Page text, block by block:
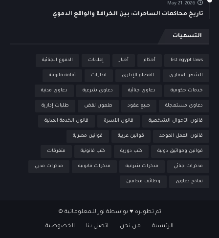
May 21, 2026
تاريخ محاكمات الساحرات: بين الخرافة والواقع الدموي
التسميات
list egypt laws أحكام أخبار إعلانات الدفوع الجنائية
الشهر العقاري القضاء الإداري انذارات ثقافة قانونية
خدمات حكومية دعاوى جنائية دعاوى شرعية دعاوى مدنية
دعاوى مستعجلة صيغ عقود طعون نقض طلبات إدارية
قانون الأحوال الشخصية قانون الأسرة قانون الخدمة المدنية
قانون العمل الموحد قوانين عربية قوانين مصرية
قوانين ومواثيق دولية كتب دورية كتب قانونية متفرقات
مذكرات جنائي مذكرات شرعية مذكرات قانونية مذكرات مدني
نماذج دعاوى وظائف محامين
تم تطويره ♥ بواسطة نور للمعلوماتية ©
الرئيسية من نحن اتصل بنا الخصوصية